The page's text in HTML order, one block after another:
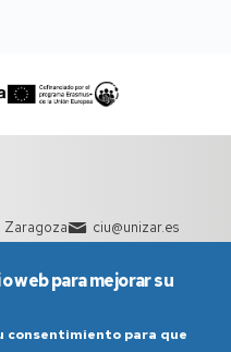
Zaragoza
ciu@unizar.es
web para mejorar su
consentimiento para que